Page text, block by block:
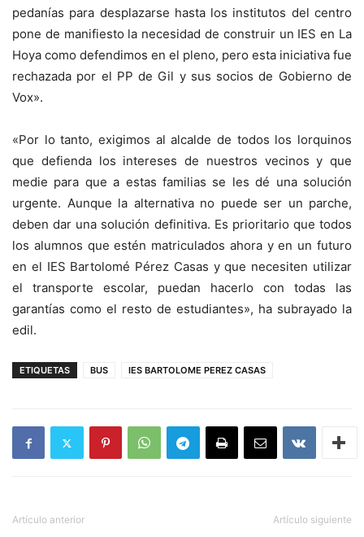
pedanías para desplazarse hasta los institutos del centro
pone de manifiesto la necesidad de construir un IES en La
Hoya como defendimos en el pleno, pero esta iniciativa fue
rechazada por el PP de Gil y sus socios de Gobierno de
Vox».
«Por lo tanto, exigimos al alcalde de todos los lorquinos
que defienda los intereses de nuestros vecinos y que
medie para que a estas familias se les dé una solución
urgente. Aunque la alternativa no puede ser un parche,
deben dar una solución definitiva. Es prioritario que todos
los alumnos que estén matriculados ahora y en un futuro
en el IES Bartolomé Pérez Casas y que necesiten utilizar
el transporte escolar, puedan hacerlo con todas las
garantías como el resto de estudiantes», ha subrayado la
edil.
ETIQUETAS BUS IES BARTOLOME PEREZ CASAS
Artículo anterior Artículo siguiente